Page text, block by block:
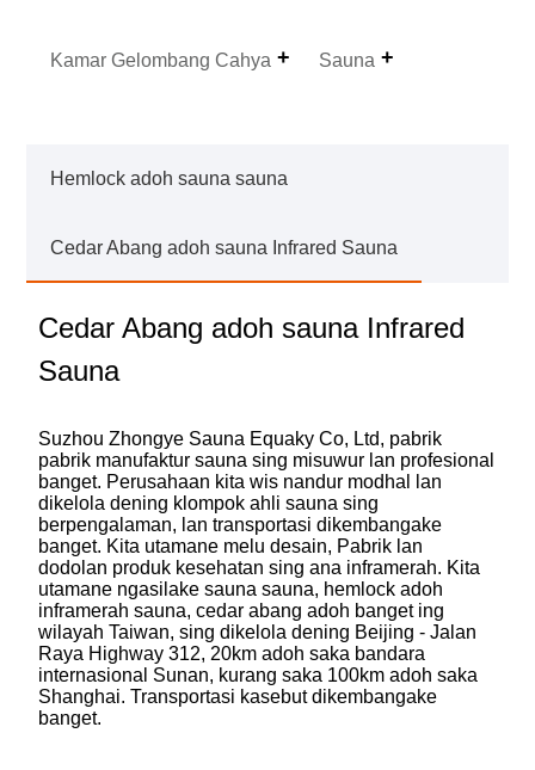
Kamar Gelombang Cahya Sauna
Hemlock adoh sauna sauna
Cedar Abang adoh sauna Infrared Sauna
Cedar Abang adoh sauna Infrared
Sauna
Suzhou Zhongye Sauna Equaky Co, Ltd, pabrik
pabrik manufaktur sauna sing misuwur lan profesional
banget. Perusahaan kita wis nandur modhal lan
dikelola dening klompok ahli sauna sing
berpengalaman, lan transportasi dikembangake
banget. Kita utamane melu desain, Pabrik lan
dodolan produk kesehatan sing ana inframerah. Kita
utamane ngasilake sauna sauna, hemlock adoh
inframerah sauna, cedar abang adoh banget ing
wilayah Taiwan, sing dikelola dening Beijing - Jalan
Raya Highway 312, 20km adoh saka bandara
internasional Sunan, kurang saka 100km adoh saka
Shanghai. Transportasi kasebut dikembangake
banget.